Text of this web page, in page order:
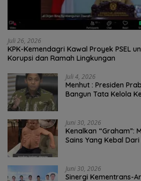
Juli 26, 2026
KPK-Kemendagri Kawal Proyek PSEL
Korupsi dan Ramah Lingkungan
Juli 4, 2026
Menhut : Presiden
Bangun Tata Kelola
Juni 30, 2026
Kenalkan “Graham”:
Sains Yang Kebal
Juni 30, 2026
Sinergi Kementrans-